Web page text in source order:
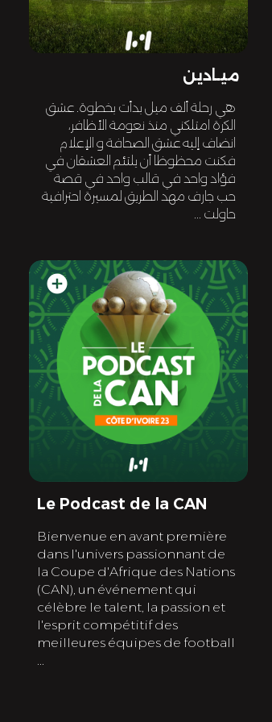
ميـادين
هي رحلة ألف ميل بدأت بخطوة. عشق
الكرة امتلكني منذ نعومة الأظافر،
انضاف إليه عشق الصحافة و الإعلام
فكنت محظوظا أن يلتئم العشقان في
فؤاد واحد في قالب واحد في قصة
حب جارف مهد الطريق لمسيرة احترافية
حاولت ...
add_circle
Le Podcast de la CAN
Bienvenue en avant première
dans l'univers passionnant de
la Coupe d'Afrique des Nations
(CAN), un événement qui
célèbre le talent, la passion et
l'esprit compétitif des
meilleures équipes de football
...